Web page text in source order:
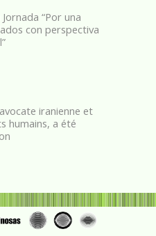
“Por una
con perspectiva
iranienne et
humains, a été